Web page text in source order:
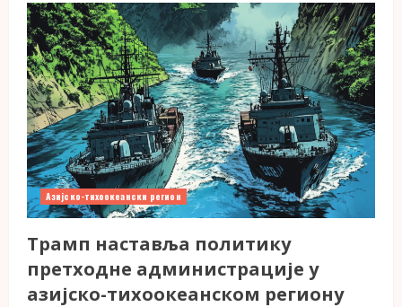
Азијско-тихоокеански регион
Трамп наставља политику
претходне администрације у
азијско-тихоокеанском региону